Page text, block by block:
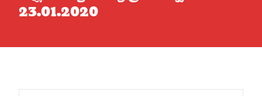
23.01.2020